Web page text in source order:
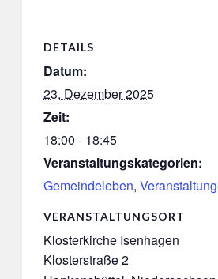
DETAILS
Datum:
23. Dezember 2025
Zeit:
18:00 - 18:45
Veranstaltungskategorien:
Gemeindeleben,
VERANSTALTUNGSORT
Klosterkirche Isenhagen
Klosterstraße 2